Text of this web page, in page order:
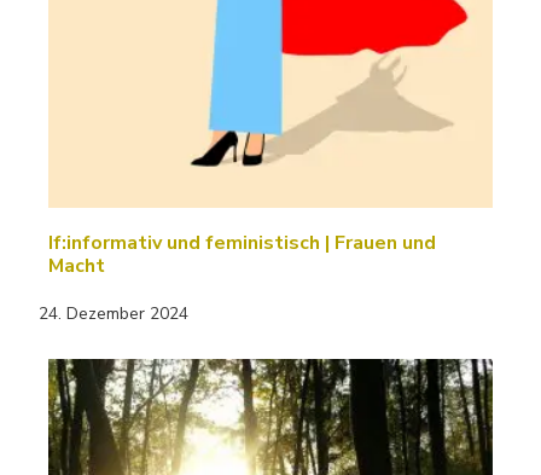
If:informativ und feministisch | Frauen und
Macht
24. Dezember 2024